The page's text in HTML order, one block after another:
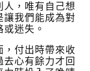
人，唯有自己想
讓我們能成為對
迷失。
，付出時帶來收
心有餘力才回